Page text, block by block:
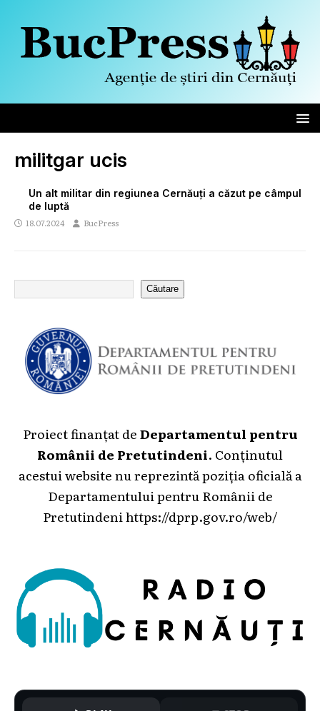
militgar ucis
Un alt militar din regiunea Cernăuți a căzut pe câmpul
de luptă
18.07.2024 BucPress
Căutare
Proiect finanțat deDepartamentul pentru
Românii de Pretutindeni. Conținutul
acestui website nu reprezintă poziția oficială a
Departamentului pentru Românii de
Pretutindeni https://dprp.gov.ro/web/